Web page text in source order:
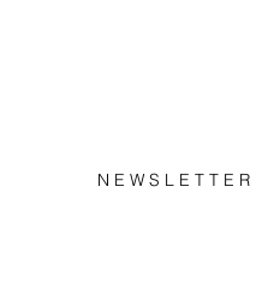
N E W S L E T T E R